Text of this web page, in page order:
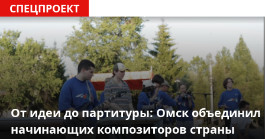
СПЕЦПРОЕКТ
От идеи до партитуры: Омск объединил
начинающих композиторов страны